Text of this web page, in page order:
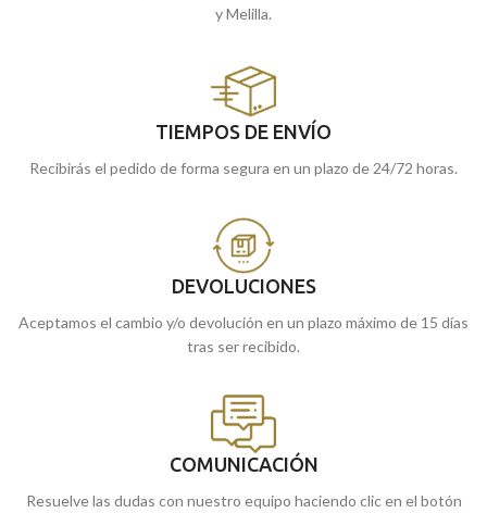
y Melilla.
TIEMPOS DE ENVÍO
Recibirás el pedido de forma segura en un plazo de 24/72 horas.
DEVOLUCIONES
Aceptamos el cambio y/o devolución en un plazo máximo de 15 días
tras ser recibido.
COMUNICACIÓN
Resuelve las dudas con nuestro equipo haciendo clic en el botón